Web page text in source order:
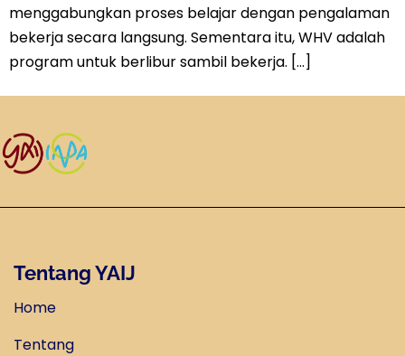
menggabungkan proses belajar dengan pengalaman
bekerja secara langsung. Sementara itu, WHV adalah
program untuk berlibur sambil bekerja. […]
Tentang YAIJ
Home
Tentang